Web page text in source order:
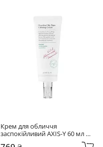
Крем для обличчя
заспокійливий AXIS-Y 60 мл